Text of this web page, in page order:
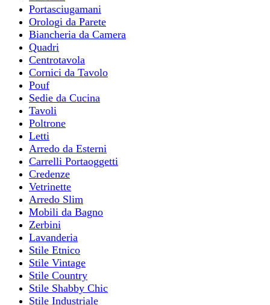
Portasciugamani
Orologi da Parete
Biancheria da Camera
Quadri
Centrotavola
Cornici da Tavolo
Pouf
Sedie da Cucina
Tavoli
Poltrone
Letti
Arredo da Esterni
Carrelli Portaoggetti
Credenze
Vetrinette
Arredo Slim
Mobili da Bagno
Zerbini
Lavanderia
Stile Etnico
Stile Vintage
Stile Country
Stile Shabby Chic
Stile Industriale